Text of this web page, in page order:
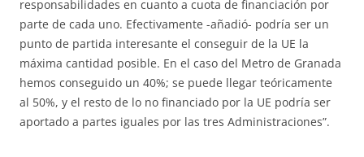
responsabilidades en cuanto a cuota de financiación por
parte de cada uno. Efectivamente -añadió- podría ser un
punto de partida interesante el conseguir de la UE la
máxima cantidad posible. En el caso del Metro de Granada
hemos conseguido un 40%; se puede llegar teóricamente
al 50%, y el resto de lo no financiado por la UE podría ser
aportado a partes iguales por las tres Administraciones”.